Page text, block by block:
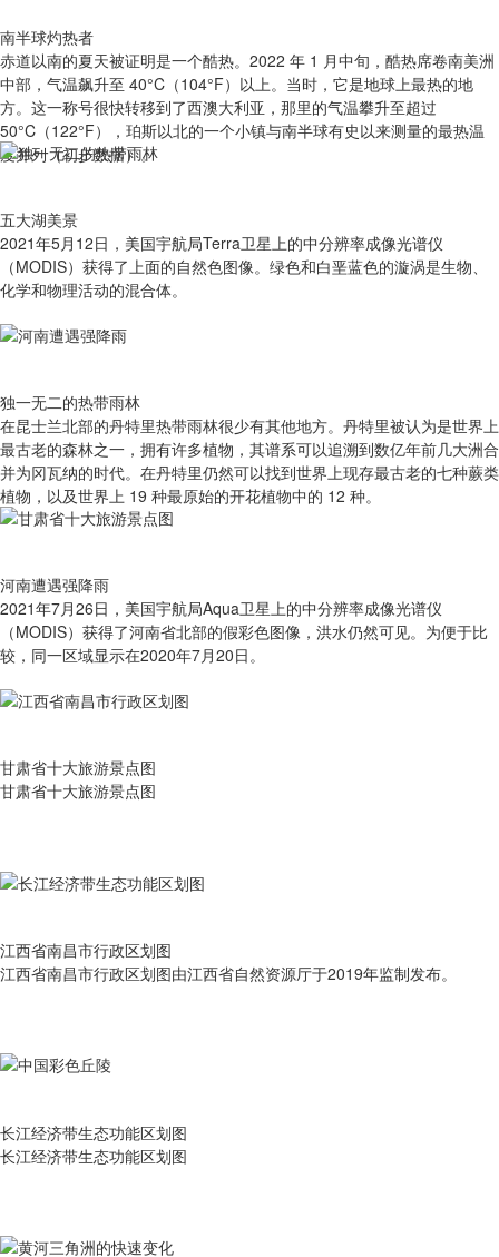
南半球灼热者
赤道以南的夏天被证明是一个酷热。2022 年 1 月中旬，酷热席卷南美洲
中部，气温飙升至 40°C（104°F）以上。当时，它是地球上最热的地
方。这一称号很快转移到了西澳大利亚，那里的气温攀升至超过
50°C（122°F），珀斯以北的一个小镇与南半球有史以来测量的最热温
度并列（初步数据）。
五大湖美景
2021年5月12日，美国宇航局Terra卫星上的中分辨率成像光谱仪
（MODIS）获得了上面的自然色图像。绿色和白垩蓝色的漩涡是生物、
化学和物理活动的混合体。
独一无二的热带雨林
在昆士兰北部的丹特里热带雨林很少有其他地方。丹特里被认为是世界上
最古老的森林之一，拥有许多植物，其谱系可以追溯到数亿年前几大洲合
并为冈瓦纳的时代。在丹特里仍然可以找到世界上现存最古老的七种蕨类
植物，以及世界上 19 种最原始的开花植物中的 12 种。
河南遭遇强降雨
2021年7月26日，美国宇航局Aqua卫星上的中分辨率成像光谱仪
（MODIS）获得了河南省北部的假彩色图像，洪水仍然可见。为便于比
较，同一区域显示在2020年7月20日。
甘肃省十大旅游景点图
甘肃省十大旅游景点图
江西省南昌市行政区划图
江西省南昌市行政区划图由江西省自然资源厅于2019年监制发布。
长江经济带生态功能区划图
长江经济带生态功能区划图